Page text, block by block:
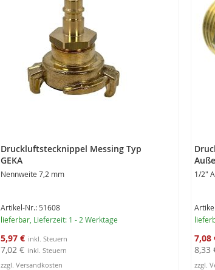
Druckluftstecknippel Messing Typ
GEKA
Nennweite 7,2 mm
Artikel-Nr.: 51608
lieferbar , Lieferzeit: 1 - 2 Werktage
Sonderangebot
5,97 €
7,02 €
zzgl. Versandkosten
1/2"
7,08
8,33
zzgl.